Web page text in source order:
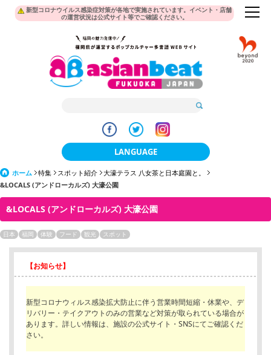
新型コロナウイルス感染症対策が各地で実施されています。イベント・店舗
の運営状況は公式サイト等でご確認ください。
LANGUAGE
日本語
한국어
簡体中文
繁體中文
ภาษาไทย
tiéng Viêt
ホーム 特集 スポット紹介
大濠テラス 八女茶と日本庭園と。
&LOCALS (アンドローカルズ) 大濠公園
&LOCALS (アンドローカルズ) 大濠公園
日本 福岡 体験 フード 観光 スポット
【お知らせ】
新型コロナウィルス感染拡大防止に伴う営業時間短縮・休業や、デ
リバリー・テイクアウトのみの営業など対策が取られている場合が
あります。詳しい情報は、施設の公式サイト・SNSにてご確認くだ
さい。